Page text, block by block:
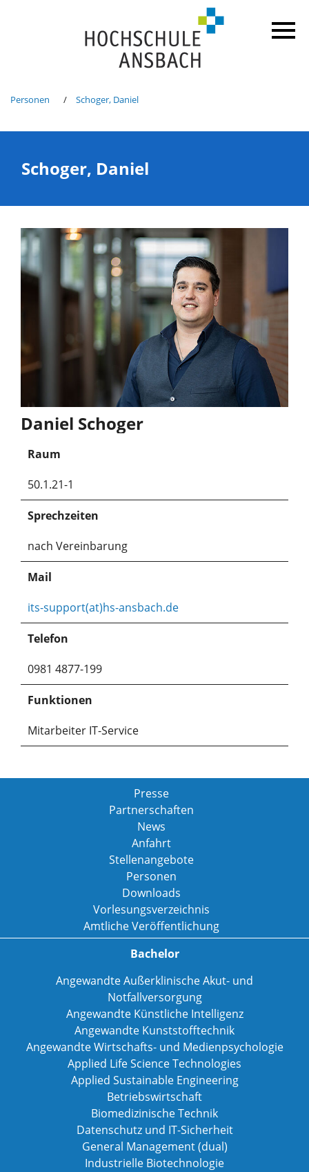
Personen Schoger, Daniel
Schoger, Daniel
Daniel Schoger
Raum
50.1.21-1
Sprechzeiten
nach Vereinbarung
Mail
its-support(at)hs-ansbach.de
Telefon
0981 4877-199
Funktionen
Mitarbeiter IT-Service
Presse
Partnerschaften
News
Anfahrt
Stellenangebote
Personen
Downloads
Vorlesungsverzeichnis
Amtliche Veröffentlichung
Bachelor
Angewandte Außerklinische Akut- und
Notfallversorgung
Angewandte Künstliche Intelligenz
Angewandte Kunststofftechnik
Angewandte Wirtschafts- und Medienpsychologie
Applied Life Science Technologies
Applied Sustainable Engineering
Betriebswirtschaft
Biomedizinische Technik
Datenschutz und IT-Sicherheit
General Management (dual)
Industrielle Biotechnologie